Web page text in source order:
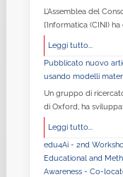
L’Assemblea del
l’Informatica (CINI) ha
Leggi tutto...
Pubblicato nuovo
usando modelli
Un gruppo di
di Oxford, ha
Leggi tutto...
edu4Ai - 2nd
Educational and
Awareness - Co-